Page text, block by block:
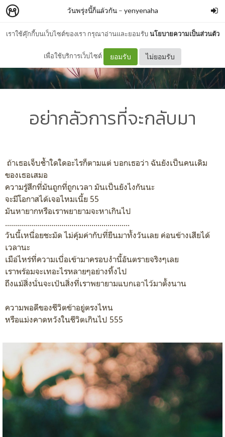
เราใช้คุ๊กกี้บนเว็บไซต์ของเรา กรุณาอ่านและยอมรับนโยบายความเป็นส่วนตัว
เพื่อใช้บริการเว็บไซต์ ยอมรับ ไม่ยอมรับ
วันพรุ่งนี้ก็แล้วกัน– yenyenaha
อย่ากลัวการที่จะกลับมา
ถ้าเธอเจ็บช้ำใดใดอะไรก็ตามแต่ บอกเธอว่า ฉันยังเป็นคนเดิม
ของเธอเสมอ
ความรู้สึกที่มันถูกที่ถูกเวลา มันเป็นยังไงกันนะ
จะมีโอกาสได้เจอไหมเนี้ย 55
มันหายากหรือเราพยายามจะหาเกินไป
..............................................................
วันนี้เหนื่อยชะมัด ไม่คุ้มค่ากับที่ยืนมาทั้งวันเลย ค่อนข้างเสียได้
เวลานะ
เมือ่ไหร่ที่ความเบื่อเข้ามาครอบงำนี้อันตรายจริงๆเลย
เราพร้อมจะเทอะไรหลายๆอย่างทิ้งไป
ถึงแม้สิ่งนั่นจะเป้นสิ่งที่เราพยายามแบกเอาไว้มาตั้งนาน
ความพอดีของชีวิตข้าอยู่ตรงไหน
หรือแม่งคาดหวังในชีวิตเกินไป 555